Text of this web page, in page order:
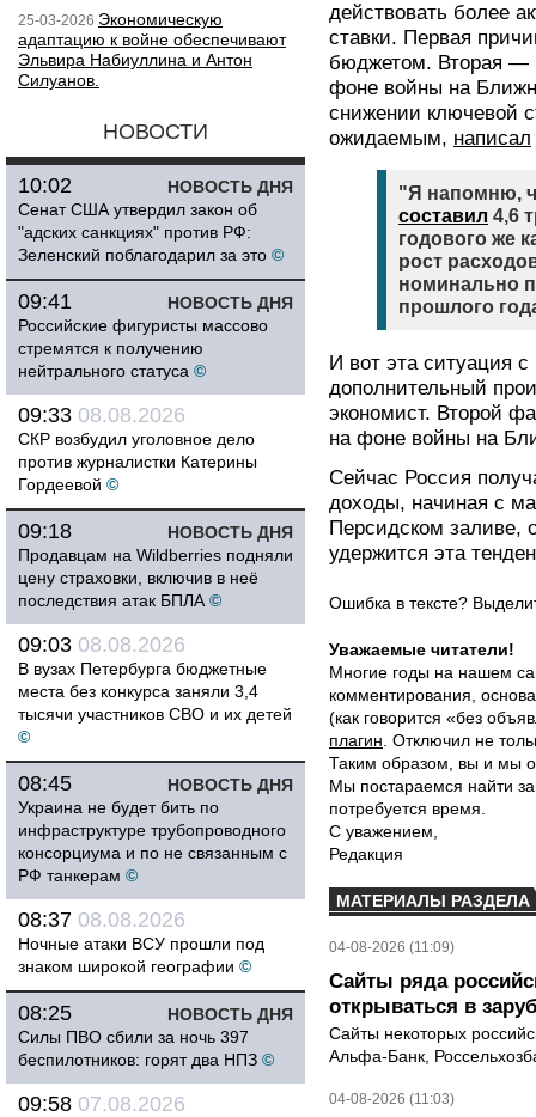
25-03-2026 Экономическую
адаптацию к войне обеспечивают
Эльвира Набиуллина и Антон
Силуанов.
НОВОСТИ
НОВОСТЬ ДНЯ
10:02
Сенат США утвердил закон об
"адских санкциях" против РФ:
Зеленский поблагодарил за это ©
НОВОСТЬ ДНЯ
09:41
Российские фигуристы массово
стремятся к получению
нейтрального статуса ©
09:33 08.08.2026
СКР возбудил уголовное дело
против журналистки Катерины
Гордеевой ©
НОВОСТЬ ДНЯ
09:18
Продавцам на Wildberries подняли
цену страховки, включив в неё
последствия атак БПЛА ©
09:03 08.08.2026
В вузах Петербурга бюджетные
места без конкурса заняли 3,4
тысячи участников СВО и их детей
©
НОВОСТЬ ДНЯ
08:45
Украина не будет бить по
инфраструктуре трубопроводного
консорциума и по не связанным с
РФ танкерам ©
08:37 08.08.2026
Ночные атаки ВСУ прошли под
знаком широкой географии ©
НОВОСТЬ ДНЯ
08:25
Силы ПВО сбили за ночь 397
беспилотников: горят два НПЗ ©
09:58 07.08.2026
действовать более
ставки. Первая
бюджетом. Вторая —
фоне войны на
снижении ключевой
ожидаемым, написал
"Я напомню,
составил 4,6
годового же
рост
номинально
прошлого
И вот эта ситуация
дополнительный
экономист. Второй
на фоне войны на
Сейчас Россия
доходы, начиная с
Персидском заливе,
удержится эта
Ошибка в тексте?
Уважаемые читатели!
Многие годы на нашем
комментирования,
(как говорится «без
плагин . Отключил не
Таким образом, вы и мы
Мы постараемся найти
потребуется время.
С уважением,
Редакция
МАТЕРИАЛЫ РАЗДЕЛА
04-08-2026 (11:09)
Сайты ряда
открываться в
Сайты некоторых
Альфа-Банк,
04-08-2026 (11:03)